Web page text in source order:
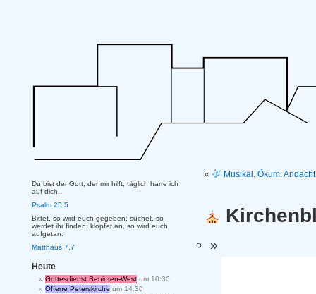
« Musikal. Ökum.
Du bist der Gott, der mir hilft; täglich harre ich
auf dich.
Psalm 25,5
Bittet, so wird euch gegeben; suchet, so
werdet ihr finden; klopfet an, so wird euch
aufgetan.
Matthäus 7,7
Heute
Gottesdienst Senioren-West um 10:30
Offene Peterskirche um 14:30